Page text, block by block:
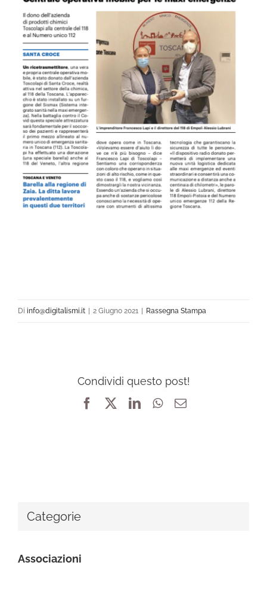
Di info@digitalismi.it | 2 Giugno 2021 | Rassegna Stampa
Condividi questo post!
Facebook
X LinkedInWhatsApp
Email
Categorie
Associazioni